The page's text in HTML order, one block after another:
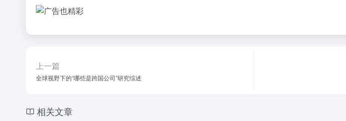
上一篇
全球视野下的“哪些是跨国公司”研究综述
相关文章